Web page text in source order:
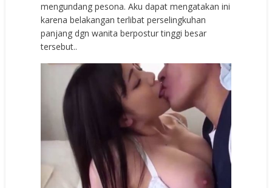
mengundang pesona. Aku dapat mengatakan ini
karena belakangan terlibat perselingkuhan
panjang dgn wanita berpostur tinggi besar
tersebut..